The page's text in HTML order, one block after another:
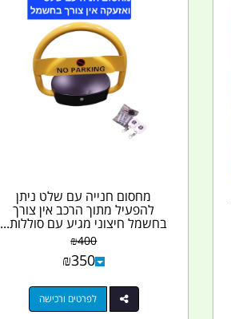
מחסום חנייה עם שלט ניתן
להפעיל מתוך הרכב אין צורך
בחשמל חיצוני מגיע עם סוללות...
₪400
₪350
לפרטים ורכישה